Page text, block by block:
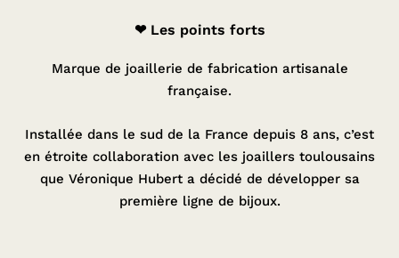
❤ Les points forts
Marque de joaillerie de fabrication artisanale
française.
Installée dans le sud de la France depuis 8 ans, c’est
en étroite collaboration avec les joaillers toulousains
que Véronique Hubert a décidé de développer sa
première ligne de bijoux.